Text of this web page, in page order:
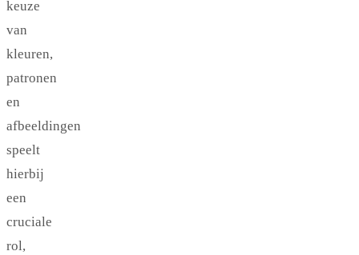
keuze
van
kleuren,
patronen
en
afbeeldingen
speelt
hierbij
een
cruciale
rol,